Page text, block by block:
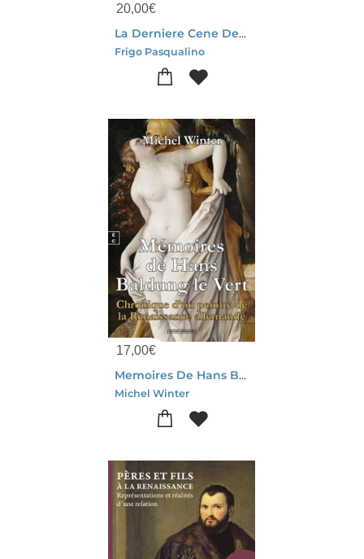
20,00€
La Derniere Cene De Leonardo Da Vinci - Ultimes Secrets Reveles
Frigo Pasqualino
17,00€
Memoires De Hans Baldung Le Vert : Chronique D'un Peintre De La Renaissance Allemande
Michel Winter